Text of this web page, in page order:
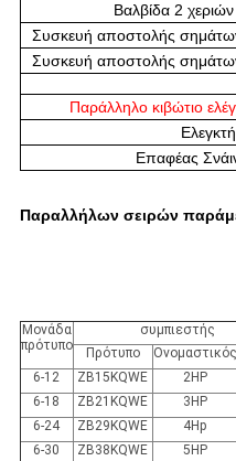
Βαλβίδα 2
Συσκευή αποστολής
Συσκευή αποστολής
Παράλληλο κιβώτιο
Επαφέας
Παραλλήλων σειρών
Μονάδα
πρότυπο
συμπιεστής
Πρότυπο
Ονομαστικός
6-12
ZB15KQWE 2HP
6-18
ZB21KQWE 3HP
6-24
ZB29KQWE 4Hp
6-30
ZB38KQWE 5HP